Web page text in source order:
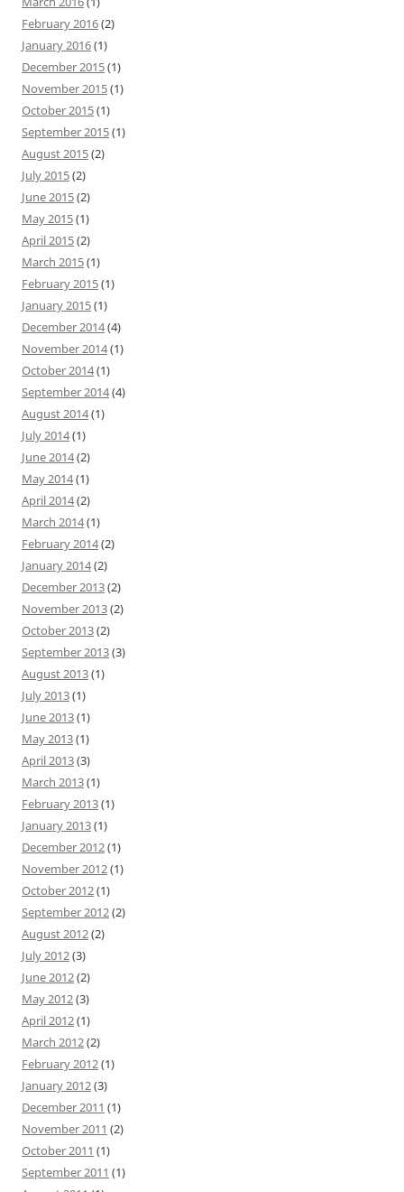
February 2016(2)
January 2016(1)
December 2015(1)
November 2015(1)
October 2015(1)
September 2015(1)
August 2015(2)
July 2015(2)
June 2015(2)
May 2015(1)
April 2015(2)
March 2015(1)
February 2015(1)
January 2015(1)
December 2014(4)
November 2014(1)
October 2014(1)
September 2014(4)
August 2014(1)
July 2014(1)
June 2014(2)
May 2014(1)
April 2014(2)
March 2014(1)
February 2014(2)
January 2014(2)
December 2013(2)
November 2013(2)
October 2013(2)
September 2013(3)
August 2013(1)
July 2013(1)
June 2013(1)
May 2013(1)
April 2013(3)
March 2013(1)
February 2013(1)
January 2013(1)
December 2012(1)
November 2012(1)
October 2012(1)
September 2012(2)
August 2012(2)
July 2012(3)
June 2012(2)
May 2012(3)
April 2012(1)
March 2012(2)
February 2012(1)
January 2012(3)
December 2011 (1)
November 2011 (2)
October 2011 (1)
September 2011 (1)